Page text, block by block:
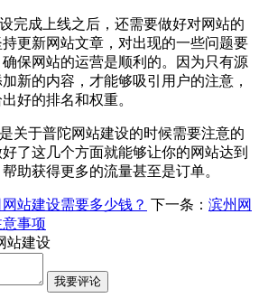
成上线之后，还需要做好对网站的
更新网站文章，对出现的一些问题要
保网站的运营是顺利的。因为只有源
新的内容，才能够吸引用户的注意，
好的排名和权重。
于普陀网站建设的时候需要注意的
了这几个方面就能够让你的网站达到
助获得更多的流量甚至是订单。
站建设需要多少钱？ 下一条： 滨州网
事项
站建设